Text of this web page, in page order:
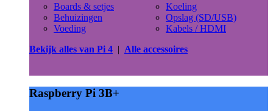
Boards & setjes
Behuizingen
Voeding
Koeling
Opslag (SD/USB)
Kabels / HDMI
Bekijk alles van Pi 4 | Alle accessoires
Raspberry Pi 3B+